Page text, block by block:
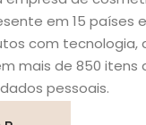
em 15 países
com tecnologia,
mais de 850 itens
pessoais.